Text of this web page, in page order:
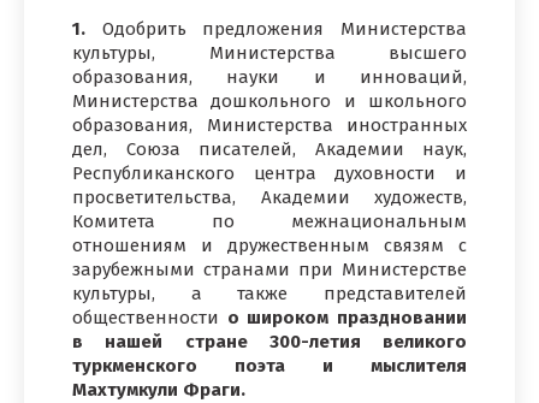
1. Одобрить предложения Министерства
культуры, Министерства высшего
образования, науки и инноваций,
Министерства дошкольного и школьного
образования, Министерства иностранных
дел, Союза писателей, Академии наук,
Республиканского центра духовности и
просветительства, Академии художеств,
Комитета по межнациональным
отношениям и дружественным связям с
зарубежными странами при Министерстве
культуры, а также представителей
общественности о широком праздновании
в нашей стране 300-летия великого
туркменского поэта и мыслителя
Махтумкули Фраги.